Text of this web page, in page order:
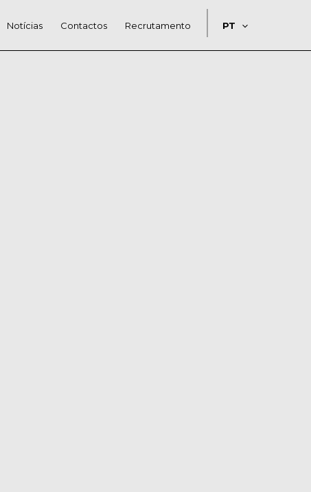
Notícias Contactos Recrutamento PT